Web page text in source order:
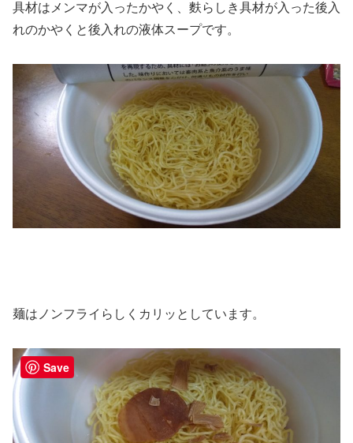
具材はメンマが入ったかやく、麩らしき具材が入った後入
れのかやくと後入れの液体スープです。
麺はノンフライらしくカリッとしています。
Save